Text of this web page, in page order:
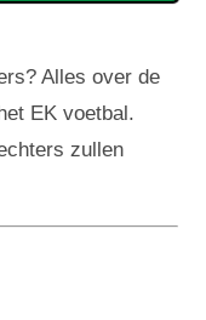
Alles over de
EK voetbal.
zullen